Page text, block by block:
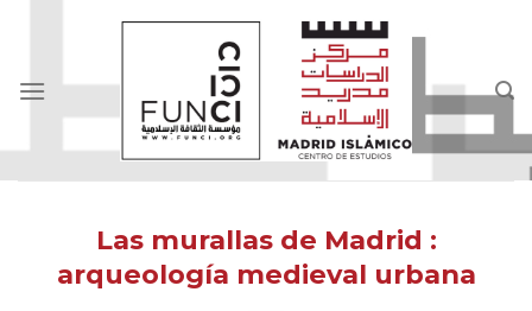
Las murallas de Madrid :
arqueología medieval urbana